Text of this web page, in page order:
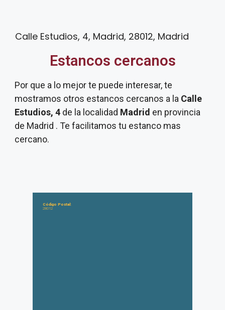
Calle Estudios, 4, Madrid, 28012, Madrid
Estancos cercanos
Por que a lo mejor te puede interesar, te
mostramos otros estancos cercanos a la Calle
Estudios, 4 de la localidad Madrid en provincia
de Madrid . Te facilitamos tu estanco mas
cercano.
Código Postal:
28012